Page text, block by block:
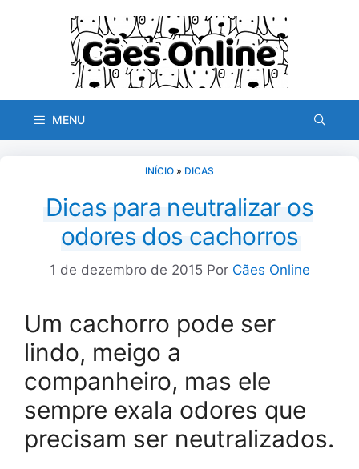
MENU
INÍCIO » DICAS
Dicas para neutralizar os
odores dos cachorros
1 de dezembro de 2015 Por Cães Online
Um cachorro pode ser
lindo, meigo a
companheiro, mas ele
sempre exala odores que
precisam ser neutralizados.